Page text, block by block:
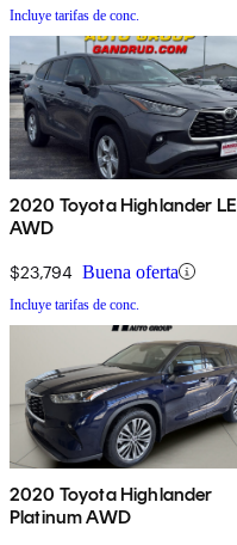
Incluye tarifas de conc.
2020 Toyota Highlander LE
AWD
$23,794 Buena oferta
Incluye tarifas de conc.
2020 Toyota Highlander
Platinum AWD